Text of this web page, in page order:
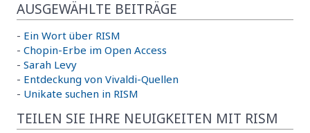
AUSGEWÄHLTE BEITRÄGE
- Ein Wort über RISM
- Chopin-Erbe im Open Access
- Sarah Levy
- Entdeckung von Vivaldi-Quellen
- Unikate suchen in RISM
TEILEN SIE IHRE NEUIGKEITEN MIT RISM